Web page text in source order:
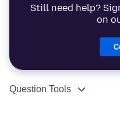
Still need help?
on
Question Tools